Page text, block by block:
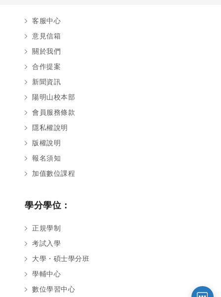
客服中心
意見信箱
關於我們
合作提案
新聞資訊
陽明山校本部
會員服務條款
隱私權說明
版權說明
報名須知
加值數位課程
學分學位：
正規學制
考試入學
大學・碩士學分班
學輔中心
數位學習中心
※服務時間：週一至週六09:00~21:00；